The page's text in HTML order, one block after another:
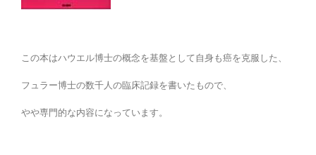
この本はハウエル博士の概念を基盤として自身も癌を克服した、
フュラー博士の数千人の臨床記録を書いたもので、
やや専門的な内容になっています。